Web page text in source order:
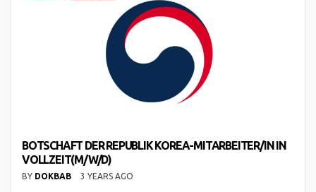
BOTSCHAFT DER REPUBLIK KOREA-MITARBEITER/IN IN
VOLLZEIT(M/W/D)
BY DOKBAB 3 YEARS AGO